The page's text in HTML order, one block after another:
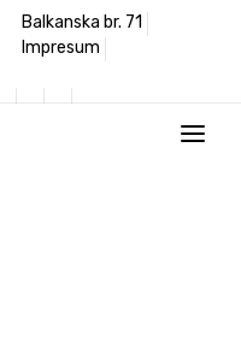
Balkanska br. 71
Impresum